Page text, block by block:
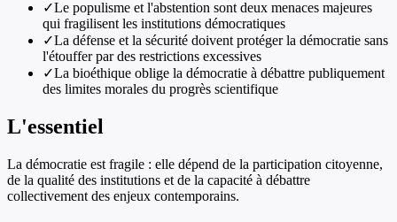
✓Le populisme et l'abstention sont deux menaces majeures
qui fragilisent les institutions démocratiques
✓La défense et la sécurité doivent protéger la démocratie sans
l'étouffer par des restrictions excessives
✓La bioéthique oblige la démocratie à débattre publiquement
des limites morales du progrès scientifique
L'essentiel
La démocratie est fragile : elle dépend de la participation citoyenne,
de la qualité des institutions et de la capacité à débattre
collectivement des enjeux contemporains.